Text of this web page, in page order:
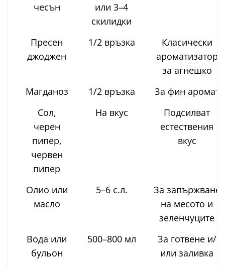
чесън
или 3–4
скилидки
Пресен
джоджен
1/2 връзка
Класически
ароматизатор
за агнешко
Магданоз
1/2 връзка
За фин аромат
Сол,
черен
пипер,
червен
пипер
На вкус
Подсилват
естествения
вкус
Олио или
масло
5–6 с.л.
За запържване
на месото и
зеленчуците
Вода или
бульон
500–800 мл
За готвене и/
или заливка